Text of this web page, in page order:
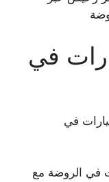
في
في
في الروضة مع